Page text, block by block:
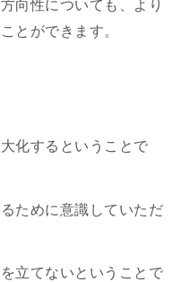
向性についても、より
とができます。
化するということで
ために意識していただ
立てないということで